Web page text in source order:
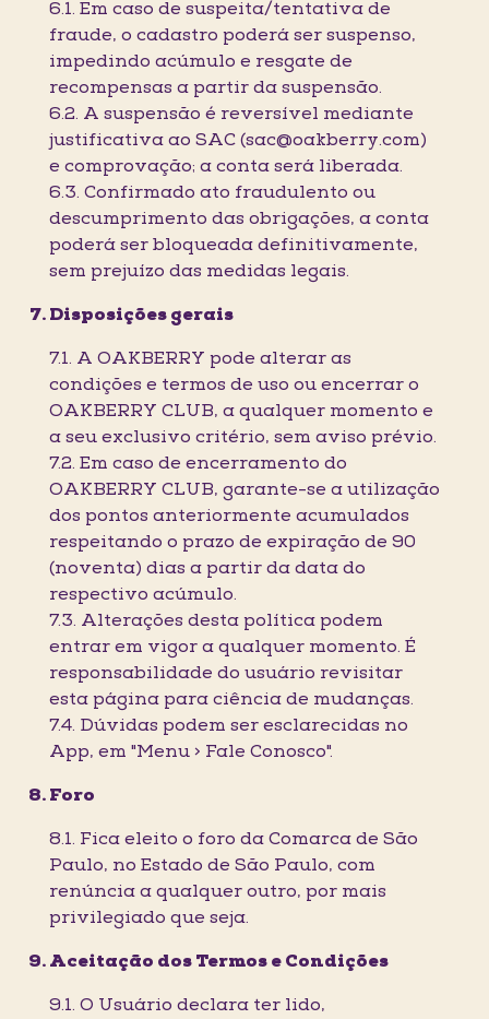
6.1. Em caso de suspeita/tentativa de
fraude, o cadastro poderá ser suspenso,
impedindo acúmulo e resgate de
recompensas a partir da suspensão.
6.2. A suspensão é reversível mediante
justificativa ao SAC (sac@oakberry.com)
e comprovação; a conta será liberada.
6.3. Confirmado ato fraudulento ou
descumprimento das obrigações, a conta
poderá ser bloqueada definitivamente,
sem prejuízo das medidas legais.
Disposições gerais
7.1. A OAKBERRY pode alterar as
condições e termos de uso ou encerrar o
OAKBERRY CLUB, a qualquer momento e
a seu exclusivo critério, sem aviso prévio.
7.2. Em caso de encerramento do
OAKBERRY CLUB, garante-se a utilização
dos pontos anteriormente acumulados
respeitando o prazo de expiração de 90
(noventa) dias a partir da data do
respectivo acúmulo.
7.3. Alterações desta política podem
entrar em vigor a qualquer momento. É
responsabilidade do usuário revisitar
esta página para ciência de mudanças.
7.4. Dúvidas podem ser esclarecidas no
App, em "Menu > Fale Conosco".
Foro
8.1. Fica eleito o foro da Comarca de São
Paulo, no Estado de São Paulo, com
renúncia a qualquer outro, por mais
privilegiado que seja.
Aceitação dos Termos e Condições
9.1. O Usuário declara ter lido,